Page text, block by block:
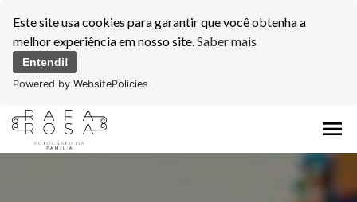
Este site usa cookies para garantir que você obtenha a
melhor experiência em nosso site.Saber mais
Entendi!
Powered by WebsitePolicies
menu